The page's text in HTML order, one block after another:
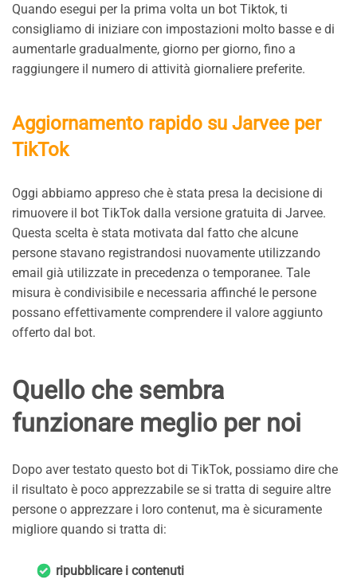
Quando esegui per la prima volta un bot Tiktok, ti ​​
consigliamo di iniziare con impostazioni molto basse e di
aumentarle gradualmente, giorno per giorno, fino a
raggiungere il numero di attività giornaliere preferite.
Aggiornamento rapido su Jarvee per
TikTok
Oggi abbiamo appreso che è stata presa la decisione di
rimuovere il bot TikTok dalla versione gratuita di Jarvee.
Questa scelta è stata motivata dal fatto che alcune
persone stavano registrandosi nuovamente utilizzando
email già utilizzate in precedenza o temporanee. Tale
misura è condivisibile e necessaria affinché le persone
possano effettivamente comprendere il valore aggiunto
offerto dal bot.
Quello che sembra
funzionare meglio per noi
Dopo aver testato questo bot di TikTok, possiamo dire che
il risultato è poco apprezzabile se si tratta di seguire altre
persone o apprezzare i loro contenut, ma è sicuramente
migliore quando si tratta di:
ripubblicare i contenuti